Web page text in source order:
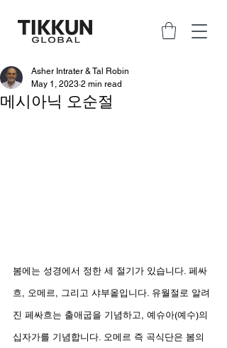
메시아닉 오순절
Asher Intrater & Tal Robin
May 1, 2023 2 min read
봄에는 성경에서 정한 세 절기가 있습니다. 페싸
흐, 오메르, 그리고 샤부옽입니다. 유월절로 알려
진 페싸흐는 출애굽을 기념하고, 예슈아(예수)의
십자가를 기념합니다. 오메르 즉 곡식단은 봄의